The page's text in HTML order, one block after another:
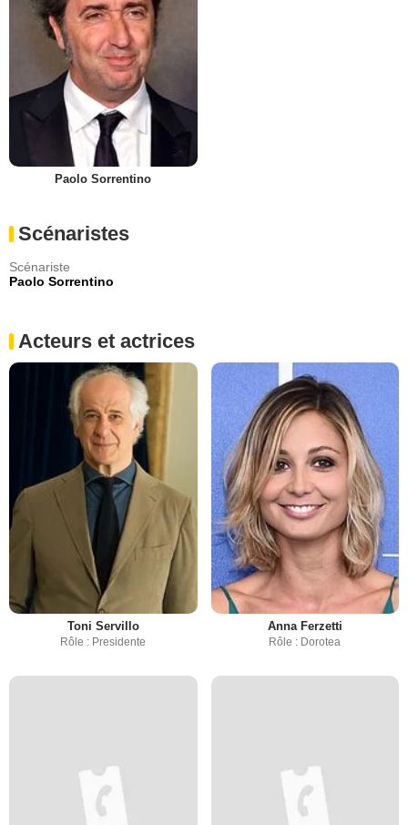
Paolo Sorrentino
Scénaristes
Scénariste
Paolo Sorrentino
Acteurs et actrices
Toni Servillo
Rôle : Presidente
Anna Ferzetti
Rôle : Dorotea